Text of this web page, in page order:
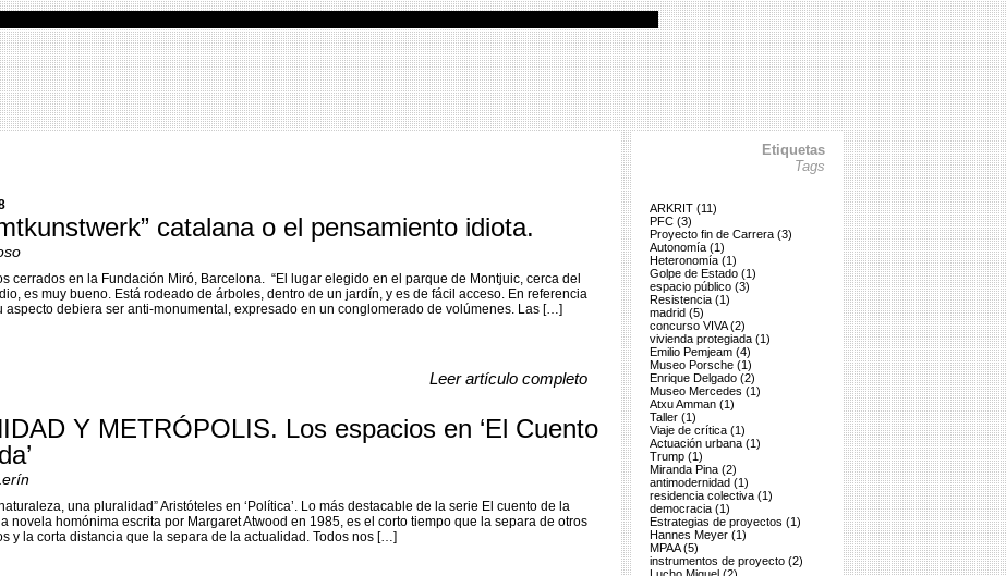
catalana o el pensamiento idiota.
cerrados en la Fundación Miró, Barcelona. “El lugar elegido en el parque de Montjuic, cerca del
es muy bueno. Está rodeado de árboles, dentro de un jardín, y es de fácil acceso. En referencia
aspecto debiera ser anti-monumental, expresado en un conglomerado de volúmenes. Las […]
Leer artículo completo
Y METRÓPOLIS. Los espacios en ‘El Cuento
una pluralidad” Aristóteles en ‘Política’. Lo más destacable de la serie El cuento de la
novela homónima escrita por Margaret Atwood en 1985, es el corto tiempo que la separa de otros
y la corta distancia que la separa de la actualidad. Todos nos […]
Etiquetas
Tags
ARKRIT (11)
PFC (3)
Proyecto fin de Carrera (3)
Autonomía (1)
Heteronomía (1)
Golpe de Estado (1)
espacio público (3)
Resistencia (1)
madrid (5)
concurso VIVA (2)
vivienda protegiada (1)
Emilio Pemjeam (4)
Museo Porsche (1)
Enrique Delgado (2)
Museo Mercedes (1)
Atxu Amman (1)
Taller (1)
Viaje de crítica (1)
Actuación urbana (1)
Trump (1)
Miranda Pina (2)
antimodernidad (1)
residencia colectiva (1)
democracia (1)
Estrategias de proyectos (1)
Hannes Meyer (1)
MPAA (5)
instrumentos de proyecto (2)